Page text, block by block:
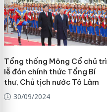
Tổng thống Mông Cổ chủ trì
lễ đón chính thức Tổng Bí
thư, Chủ tịch nước Tô Lâm
30/09/2024